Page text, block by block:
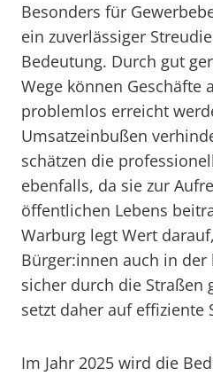
Besonders für
ein zuverlässiger
Bedeutung. Durch gut
Wege können Geschäfte
problemlos erreicht
Umsatzeinbußen
schätzen die
ebenfalls, da sie zur
öffentlichen Lebens
Warburg legt Wert
Bürger:innen auch in der
sicher durch die Straßen
setzt daher auf effiziente
Im Jahr 2025 wird die